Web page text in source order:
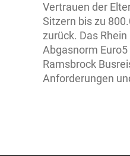
Vertrauen der
Sitzern bis zu
zurück. Das
Abgasnorm
Ramsbrock
Anforderungen